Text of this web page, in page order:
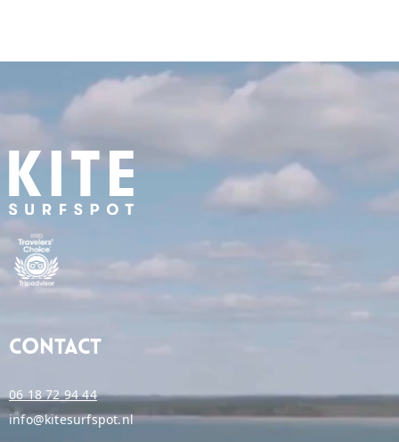
Contact
06 18 72 94 44
info@kitesurfspot.nl